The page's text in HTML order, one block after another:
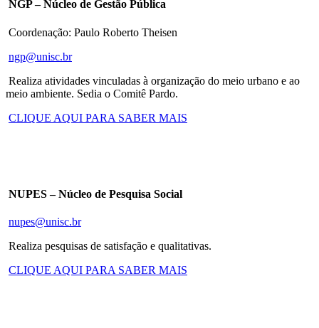
NGP – Núcleo de Gestão Pública
Coordenação: Paulo Roberto Theisen
ngp@unisc.br
Realiza atividades vinculadas à organização do meio urbano e ao
meio ambiente. Sedia o Comitê Pardo.
CLIQUE AQUI PARA SABER MAIS
NUPES – Núcleo de Pesquisa Social
nupes@unisc.br
Realiza pesquisas de satisfação e qualitativas.
CLIQUE AQUI PARA SABER MAIS